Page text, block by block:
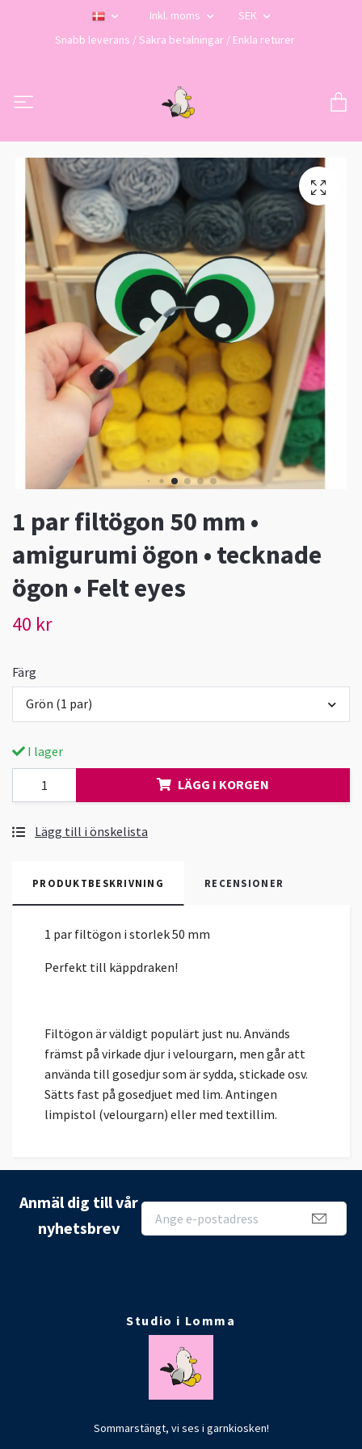
Inkl. moms
SEK
Snabb leverans / Säkra betalningar / Enkla returer
1 par filtögon 50 mm •
amigurumi ögon • tecknade
ögon • Felt eyes
40 kr
Färg
Grön (1 par)
I lager
LÄGG I KORGEN
Lägg till i önskelista
PRODUKTBESKRIVNING RECENSIONER
1 par filtögon i storlek 50 mm
Perfekt till käppdraken!
Filtögon är väldigt populärt just nu. Används
främst på virkade djur i velourgarn, men går att
använda till gosedjur som är sydda, stickade osv.
Sätts fast på gosedjuet med lim. Antingen
limpistol (velourgarn) eller med textillim.
Anmäl dig till vår
nyhetsbrev
Studio i Lomma
Sommarstängt, vi ses i garnkiosken!